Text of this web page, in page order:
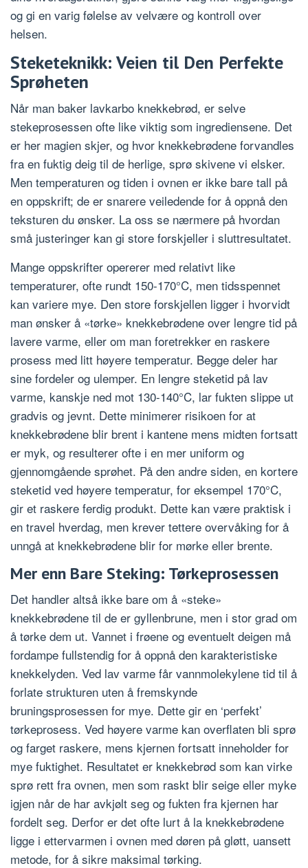
og gi en varig følelse av velvære og kontroll over
helsen.
Steketeknikk: Veien til Den Perfekte
Sprøheten
Når man baker lavkarbo knekkebrød, er selve
stekeprosessen ofte like viktig som ingrediensene. Det
er her magien skjer, og hvor knekkebrødene forvandles
fra en fuktig deig til de herlige, sprø skivene vi elsker.
Men temperaturen og tiden i ovnen er ikke bare tall på
en oppskrift; de er snarere veiledende for å oppnå den
teksturen du ønsker. La oss se nærmere på hvordan
små justeringer kan gi store forskjeller i sluttresultatet.
Mange oppskrifter opererer med relativt like
temperaturer, ofte rundt 150-170°C, men tidsspennet
kan variere mye. Den store forskjellen ligger i hvorvidt
man ønsker å «tørke» knekkebrødene over lengre tid på
lavere varme, eller om man foretrekker en raskere
prosess med litt høyere temperatur. Begge deler har
sine fordeler og ulemper. En lengre steketid på lav
varme, kanskje ned mot 130-140°C, lar fukten slippe ut
gradvis og jevnt. Dette minimerer risikoen for at
knekkebrødene blir brent i kantene mens midten fortsatt
er myk, og resulterer ofte i en mer uniform og
gjennomgående sprøhet. På den andre siden, en kortere
steketid ved høyere temperatur, for eksempel 170°C,
gir et raskere ferdig produkt. Dette kan være praktisk i
en travel hverdag, men krever tettere overvåking for å
unngå at knekkebrødene blir for mørke eller brente.
Mer enn Bare Steking: Tørkeprosessen
Det handler altså ikke bare om å «steke»
knekkebrødene til de er gyllenbrune, men i stor grad om
å tørke dem ut. Vannet i frøene og eventuelt deigen må
fordampe fullstendig for å oppnå den karakteristiske
knekkelyden. Ved lav varme får vannmolekylene tid til å
forlate strukturen uten å fremskynde
bruningsprosessen for mye. Dette gir en ‘perfekt’
tørkeprosess. Ved høyere varme kan overflaten bli sprø
og farget raskere, mens kjernen fortsatt inneholder for
mye fuktighet. Resultatet er knekkebrød som kan virke
sprø rett fra ovnen, men som raskt blir seige eller myke
igjen når de har avkjølt seg og fukten fra kjernen har
fordelt seg. Derfor er det ofte lurt å la knekkebrødene
ligge i ettervarmen i ovnen med døren på gløtt, uansett
metode, for å sikre maksimal tørking.